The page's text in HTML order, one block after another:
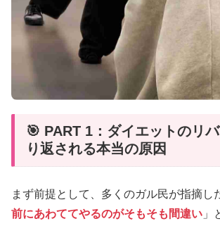
🎯 PART 1：ダイエットのリ
り返される本当の原因
まず前提として、多くのガル民が指摘し
前にあわててやるのがそもそも間違い 」